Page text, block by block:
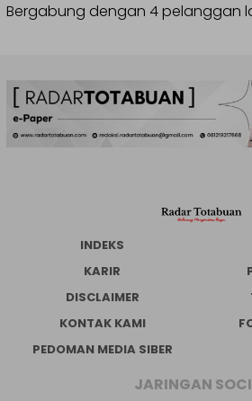
Bergabung dengan 4 pelanggan
INDEKS
KARIR
DISCLAIMER
KONTAK KAMI
PEDOMAN MEDIA SIBER
JARINGAN